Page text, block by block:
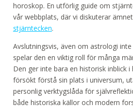
horoskop. En utförlig guide om
vår webbplats, där vi diskuterar
stjärntecken.
Avslutningsvis, även om astrologi
spelar den en viktig roll för många
Den ger inte bara en historisk inblick
försökt förstå sin plats i universum,
personlig verktygslåda för
både historiska källor och modern